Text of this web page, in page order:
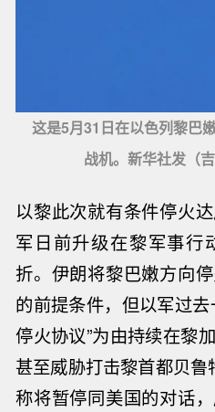
这是5月31日在以色列黎巴
战机。新华社发（吉
以黎此次就有条件停火
军日前升级在黎军事行
折。伊朗将黎巴嫩方向
的前提条件，但以军过
停火协议”为由持续在黎
甚至威胁打击黎首都贝
称将暂停同美国的对话